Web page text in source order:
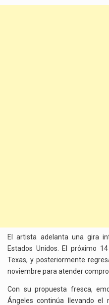
El artista adelanta una gira
Estados Unidos. El próximo
Texas, y posteriormente
noviembre para atender
Con su propuesta fresca,
Ángeles continúa llevando el